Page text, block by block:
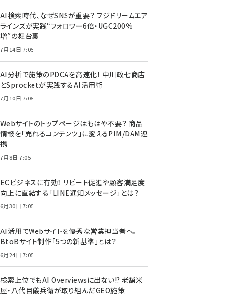
AI検索時代、なぜSNSが重要？ フジドリームエア
ラインズが実践“フォロワー6倍・UGC200％
増”の舞台裏
7月14日 7:05
AI分析で施策のPDCAを高速化！ 中川政七商店
とSprocketが実践するAI活用術
7月10日 7:05
Webサイトのトップページはもはや不要？ 商品
情報を「売れるコンテンツ」に変えるPIM/DAM連
携
7月8日 7:05
ECビジネスに有効！ リピート促進や顧客満足度
向上に直結する「LINE通知メッセージ」とは？
6月30日 7:05
AI活用でWebサイトを優秀な営業担当者へ。
BtoBサイト制作「5つの新基準」とは？
6月24日 7:05
検索上位でもAI Overviewsに出ない!? 老舗米
屋・八代目儀兵衛が取り組んだGEO施策